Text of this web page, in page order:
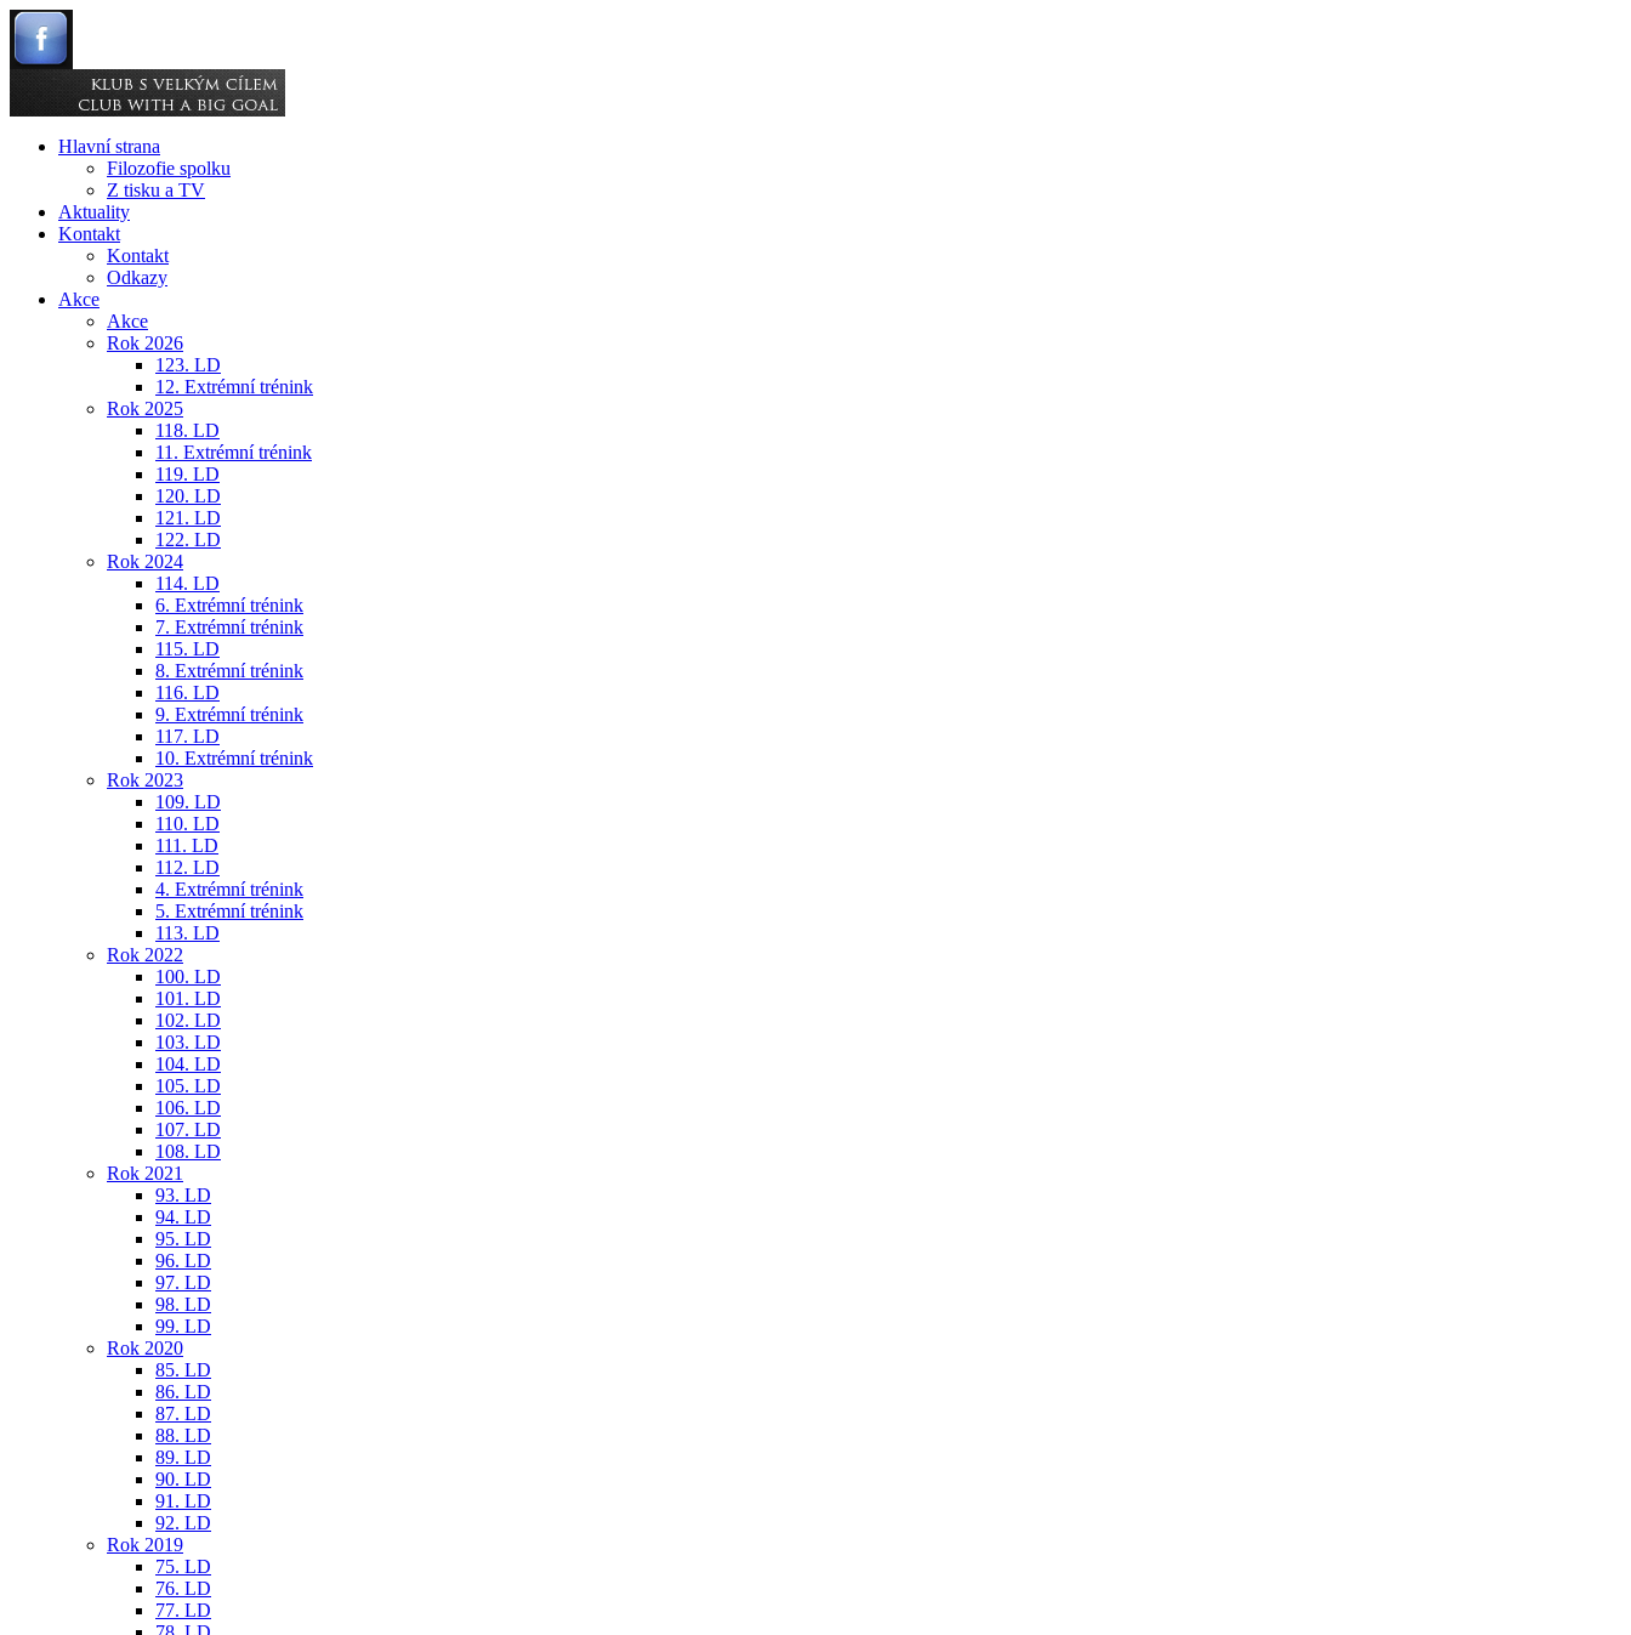
Hlavní strana
Filozofie spolku
Z tisku a TV
Aktuality
Kontakt
Kontakt
Odkazy
Akce
Akce
Rok 2026
123. LD
12. Extrémní trénink
Rok 2025
118. LD
11. Extrémní trénink
119. LD
120. LD
121. LD
122. LD
Rok 2024
114. LD
6. Extrémní trénink
7. Extrémní trénink
115. LD
8. Extrémní trénink
116. LD
9. Extrémní trénink
117. LD
10. Extrémní trénink
Rok 2023
109. LD
110. LD
111. LD
112. LD
4. Extrémní trénink
5. Extrémní trénink
113. LD
Rok 2022
100. LD
101. LD
102. LD
103. LD
104. LD
105. LD
106. LD
107. LD
108. LD
Rok 2021
93. LD
94. LD
95. LD
96. LD
97. LD
98. LD
99. LD
Rok 2020
85. LD
86. LD
87. LD
88. LD
89. LD
90. LD
91. LD
92. LD
Rok 2019
75. LD
76. LD
77. LD